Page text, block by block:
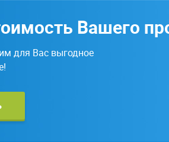
Вашего
для Вас выгодное